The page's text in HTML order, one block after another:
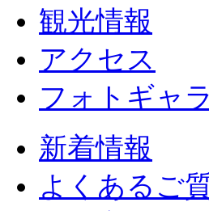
観光情報
アクセス
フォトギャ
新着情報
よくあるご